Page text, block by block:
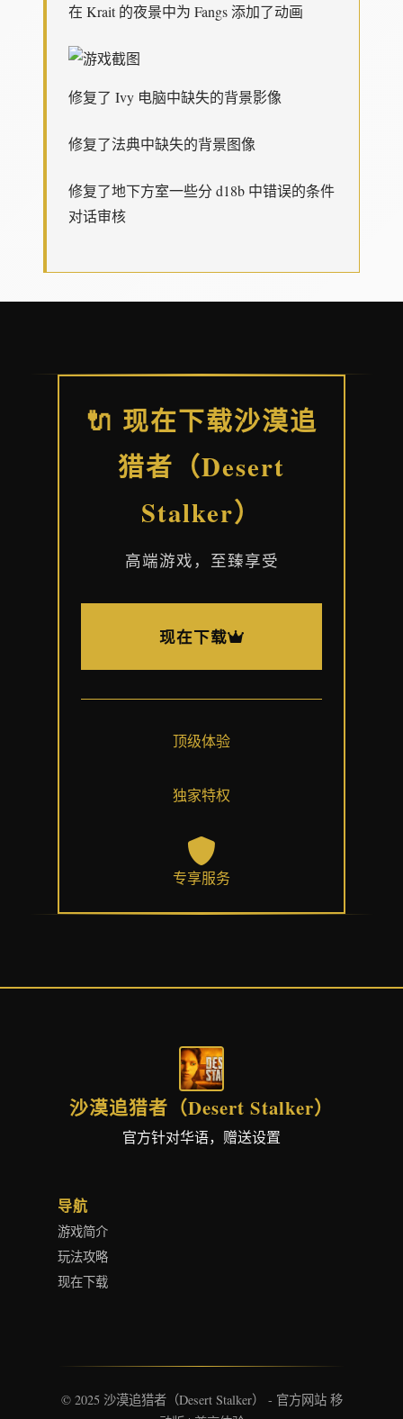
在 Krait 的夜景中为 Fangs 添加了动画
修复了 Ivy 电脑中缺失的背景影像
修复了法典中缺失的背景图像
修复了地下方室一些分 d18b 中错误的条件
对话审核
🔌 现在下载沙漠追
猎者（Desert
Stalker）
高端游戏，至臻享受
现在下载
顶级体验
独家特权
专享服务
沙漠追猎者（Desert Stalker）
官方针对华语，赠送设置
导航
游戏简介
玩法攻略
现在下载
© 2025 沙漠追猎者（Desert Stalker） - 官方网站 移